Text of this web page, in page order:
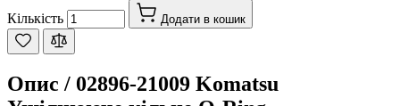
Кількість Додати в кошик
Опис / 02896-21009 Komatsu